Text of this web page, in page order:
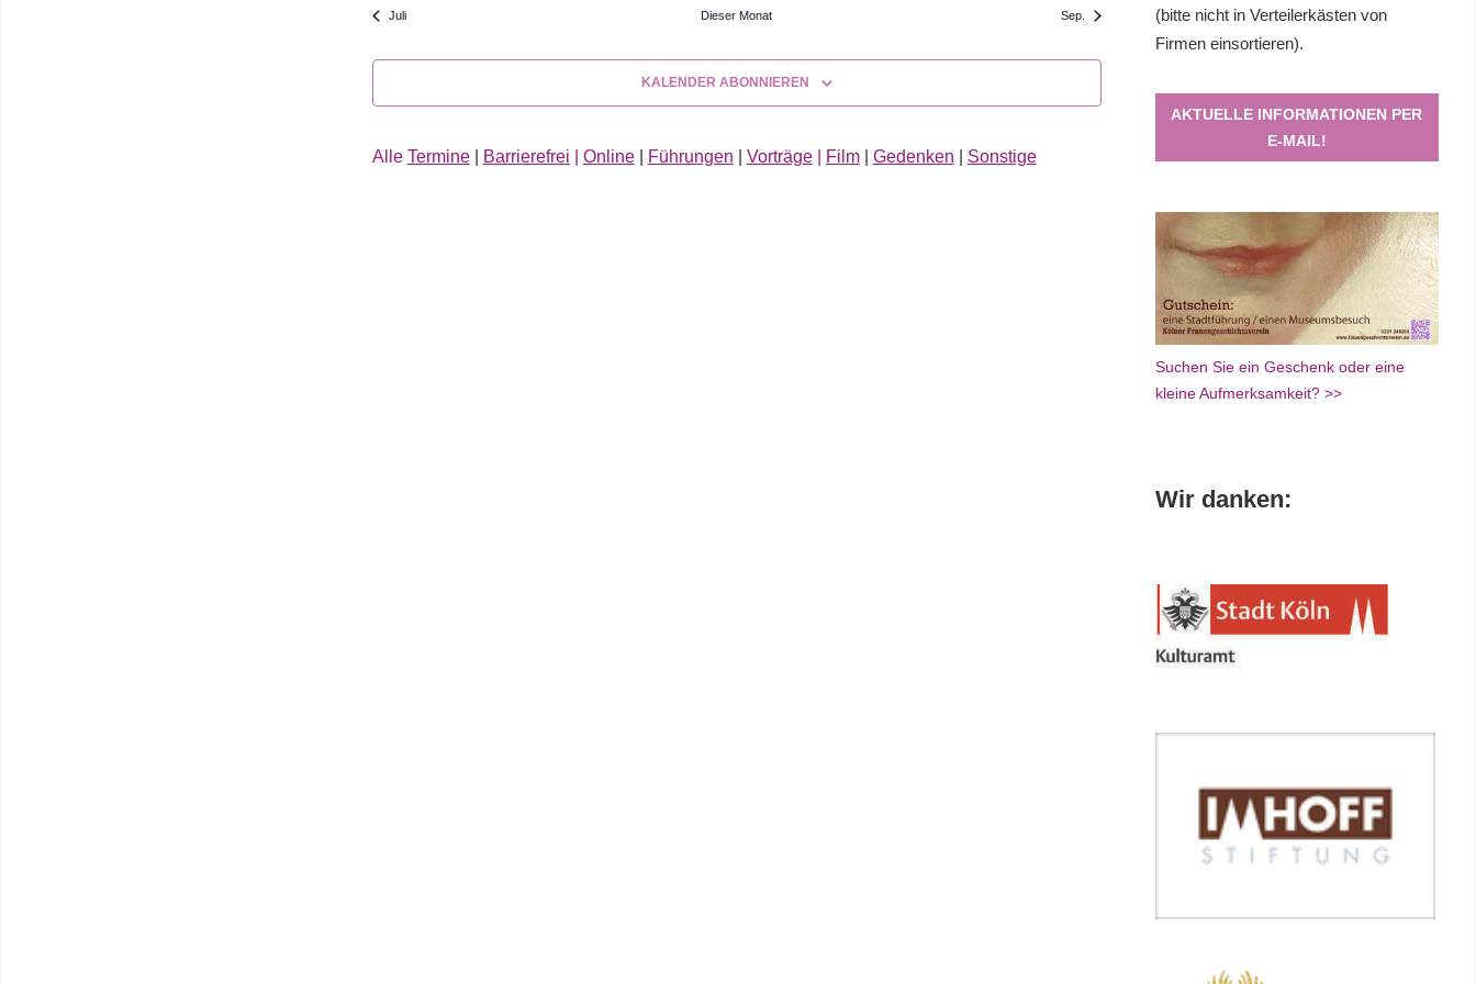
Juli Dieser Monat Sep.
KALENDER ABONNIEREN
Alle Termine| Barrierefrei Online| Führungen Vorträge| Film| Gedenken Sonstige
(bitte nicht in Verteilerkästen von
Firmen einsortieren).
AKTUELLE INFORMATIONEN PER
E-MAIL!
Suchen Sie ein Geschenk oder eine
kleine Aufmerksamkeit? >>
Wir danken: